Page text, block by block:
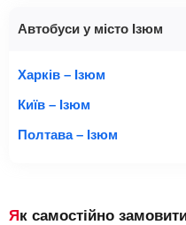
Автобуси у місто Ізюм
Харків – Ізюм
Київ – Ізюм
Полтава – Ізюм
Як самостійно